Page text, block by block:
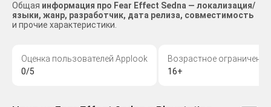
Общая информация про Fear Effect Sedna — локализация/
языки, жанр, разработчик, дата релиза, совместимость
и прочие характеристики.
Оценка пользователей Applook
0/5
Возрастное ограничение
16+